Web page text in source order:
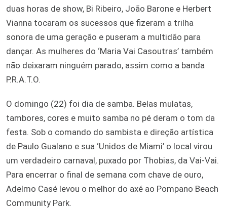
duas horas de show, Bi Ribeiro, João Barone e Herbert
Vianna tocaram os sucessos que fizeram a trilha
sonora de uma geração e puseram a multidão para
dançar. As mulheres do ‘Maria Vai Casoutras’ também
não deixaram ninguém parado, assim como a banda
P.R.A.T.O.
O domingo (22) foi dia de samba. Belas mulatas,
tambores, cores e muito samba no pé deram o tom da
festa. Sob o comando do sambista e direção artística
de Paulo Gualano e sua ‘Unidos de Miami’ o local virou
um verdadeiro carnaval, puxado por Thobias, da Vai-Vai.
Para encerrar o final de semana com chave de ouro,
Adelmo Casé levou o melhor do axé ao Pompano Beach
Community Park.